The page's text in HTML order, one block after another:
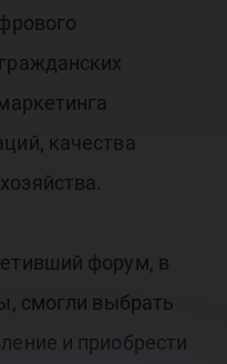
качества
форум, в
смогли выбрать
и приобрести